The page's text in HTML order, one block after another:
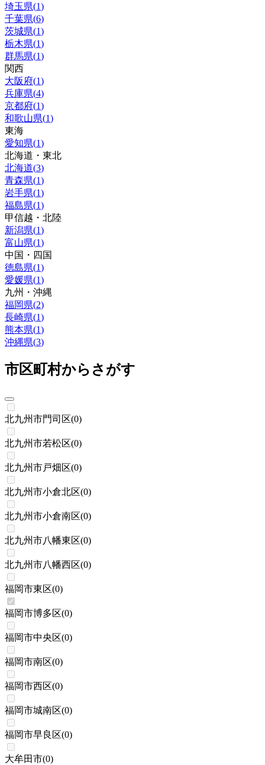
埼玉県(1)
千葉県(6)
茨城県(1)
栃木県(1)
群馬県(1)
関西
大阪府(1)
兵庫県(4)
京都府(1)
和歌山県(1)
東海
愛知県(1)
北海道・東北
北海道(3)
青森県(1)
岩手県(1)
福島県(1)
甲信越・北陸
新潟県(1)
富山県(1)
中国・四国
徳島県(1)
愛媛県(1)
九州・沖縄
福岡県(2)
長崎県(1)
熊本県(1)
沖縄県(3)
市区町村からさがす
北九州市門司区(0)
北九州市若松区(0)
北九州市戸畑区(0)
北九州市小倉北区(0)
北九州市小倉南区(0)
北九州市八幡東区(0)
北九州市八幡西区(0)
福岡市東区(0)
福岡市博多区(0)
福岡市中央区(0)
福岡市南区(0)
福岡市西区(0)
福岡市城南区(0)
福岡市早良区(0)
大牟田市(0)